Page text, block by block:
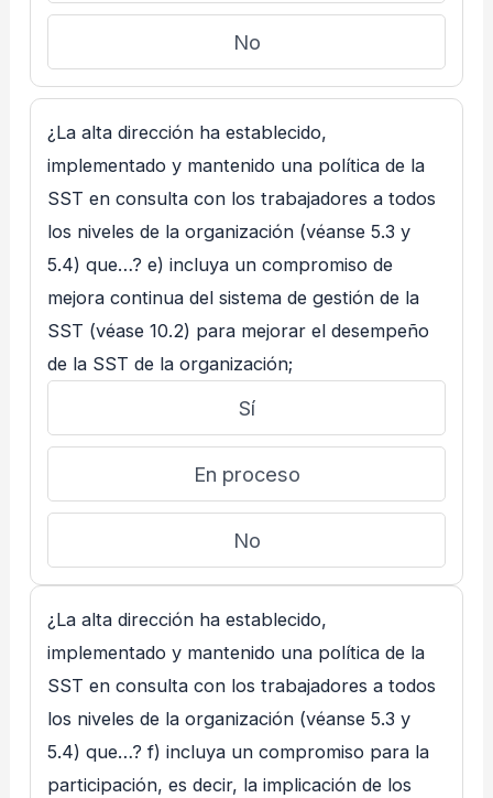
No
¿La alta dirección ha establecido,
implementado y mantenido una política de la
SST en consulta con los trabajadores a todos
los niveles de la organización (véanse 5.3 y
5.4) que…? e) incluya un compromiso de
mejora continua del sistema de gestión de la
SST (véase 10.2) para mejorar el desempeño
de la SST de la organización;
Sí
En proceso
No
¿La alta dirección ha establecido,
implementado y mantenido una política de la
SST en consulta con los trabajadores a todos
los niveles de la organización (véanse 5.3 y
5.4) que…? f) incluya un compromiso para la
participación, es decir, la implicación de los